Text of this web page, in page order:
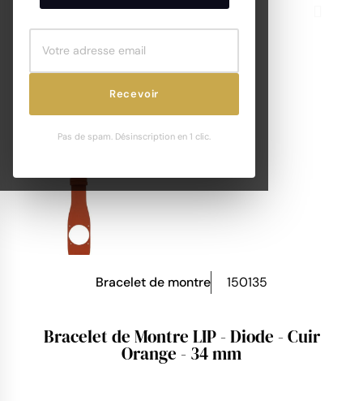
Recevoir
Pas de spam. Désinscription en 1 clic.
Bracelet de montre 150135
Bracelet de Montre LIP - Diode - Cuir
Orange - 34 mm